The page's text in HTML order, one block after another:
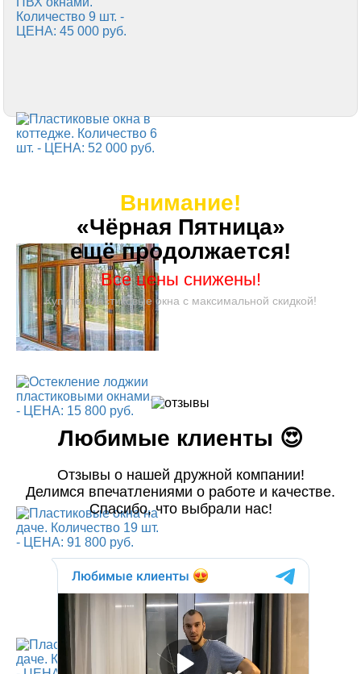
Внимание!
«Чёрная Пятница»
ещё продолжается!
Все цены снижены!
Купите пластиковые окна с максимальной скидкой!
Любимые клиенты 😍
Отзывы о нашей дружной компании!
Делимся впечатлениями о работе и качестве.
Спасибо, что выбрали нас!